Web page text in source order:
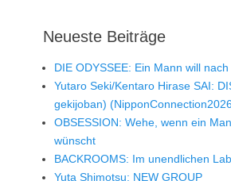
Neueste Beiträge
DIE ODYSSEE: Ein Mann will
Yutaro Seki/Kentaro Hirase SAI:
gekijoban)
OBSESSION: Wehe, wenn ein
wünscht
BACKROOMS: Im unendlichen
Yuta Shimotsu: NEW GROUP